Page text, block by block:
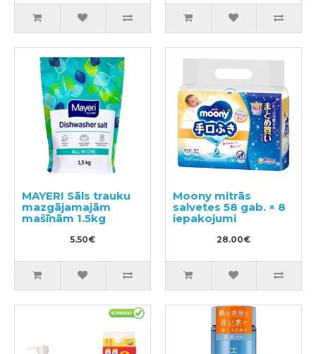
MAYERI Sāls trauku
mazgājamajām
mašīnām 1.5kg
5.50€
Moony mitrās
salvetes 58 gab. × 8
iepakojumi
28.00€